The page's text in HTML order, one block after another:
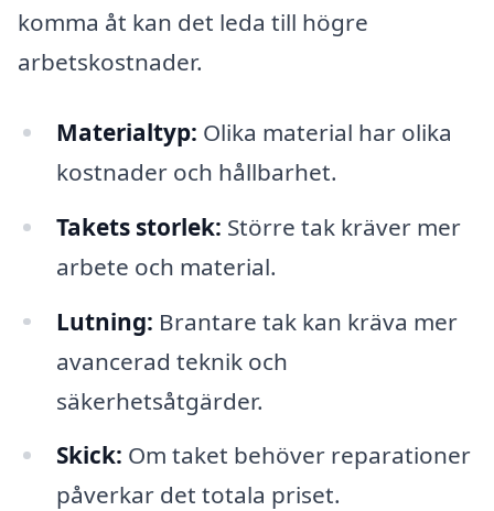
komma åt kan det leda till högre
arbetskostnader.
Materialtyp: Olika material har olika
kostnader och hållbarhet.
Takets storlek: Större tak kräver mer
arbete och material.
Lutning: Brantare tak kan kräva mer
avancerad teknik och
säkerhetsåtgärder.
Skick: Om taket behöver reparationer
påverkar det totala priset.